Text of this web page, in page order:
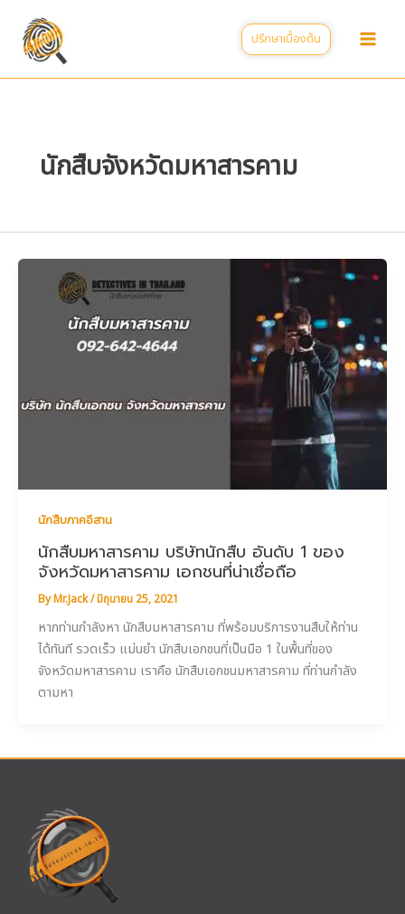
content
ปรึกษาเบื้องต้น
นักสืบจังหวัดมหาสารคาม
นักสืบภาคอีสาน
นักสืบมหาสารคาม บริษัทนักสืบ อันดับ 1 ของ
จังหวัดมหาสารคาม เอกชนที่น่าเชื่อถือ
ByMr.Jack/มิถุนายน 25, 2021
หากท่านกำลังหา นักสืบมหาสารคาม ที่พร้อมบริการงานสืบให้ท่าน
ได้ทันที รวดเร็ว แม่นยำ นักสืบเอกชนที่เป็นมือ 1 ในพื้นที่ของ
จังหวัดมหาสารคาม เราคือ นักสืบเอกชนมหาสารคาม ที่ท่านกำลัง
ตามหา